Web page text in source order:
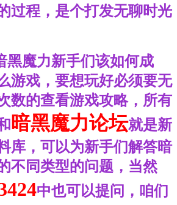
过程，是个打发无聊时光
黑魔力新手们该如何成
游戏，要想玩好必须要无
数的查看游戏攻略，所有
暗黑魔力论坛就是新
库，可以为新手们解答暗
不同类型的问题，当然
中也可以提问，咱们